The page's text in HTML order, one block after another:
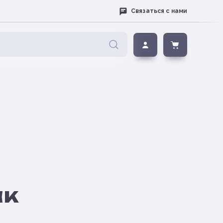
Связаться с нами